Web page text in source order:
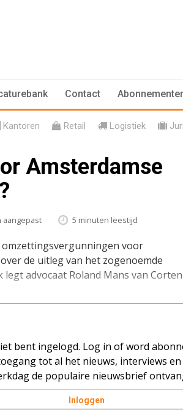
Contact
Kantoren Retail Logistiek
Amsterdamse
aangepast 5 minuten leestijd
voor
de uitleg van het zogenoemde
advocaat Roland Mans van
bent ingelogd. Log in of word
tot al het nieuws, interviews en
de populaire nieuwsbrief
Inloggen